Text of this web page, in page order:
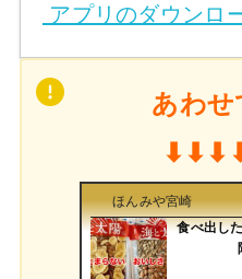
アプリのダウンロ
あわせ
ほんみや宮崎
食べ出し